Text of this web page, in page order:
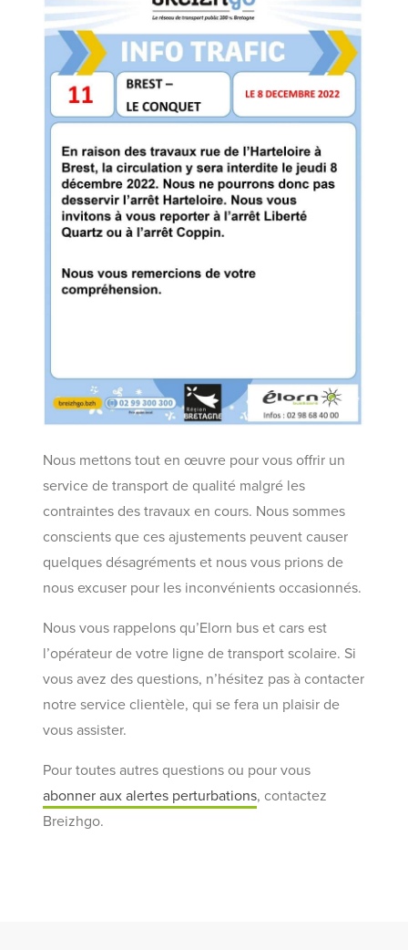
Nous mettons tout en œuvre pour vous offrir un
service de transport de qualité malgré les
contraintes des travaux en cours. Nous sommes
conscients que ces ajustements peuvent causer
quelques désagréments et nous vous prions de
nous excuser pour les inconvénients occasionnés.
Nous vous rappelons qu’Elorn bus et cars est
l’opérateur de votre ligne de transport scolaire. Si
vous avez des questions, n’hésitez pas à contacter
notre service clientèle, qui se fera un plaisir de
vous assister.
Pour toutes autres questions ou pour vous
abonner aux alertes perturbations, contactez
Breizhgo.